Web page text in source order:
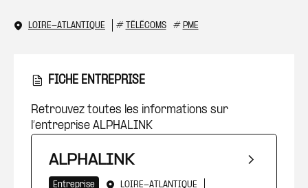
LOIRE-ATLANTIQUE # TÉLÉCOMS # PME
FICHE ENTREPRISE
Retrouvez toutes les informations sur
l’entreprise ALPHALINK
ALPHALINK
Entreprise
LOIRE-ATLANTIQUE